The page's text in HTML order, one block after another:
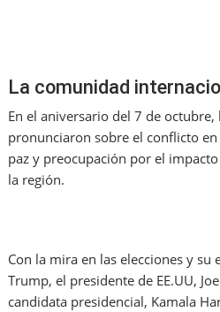
La comunidad
En el aniversario del 7 de
pronunciaron sobre el conflicto
paz y preocupación por el
la región.
Con la mira en las elecciones y
Trump, el presidente de EE.UU,
candidata presidencial, Kamala